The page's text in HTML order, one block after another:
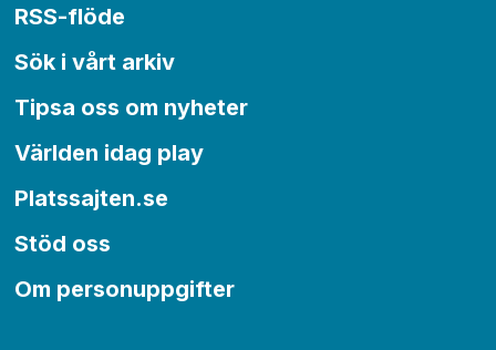
RSS-flöde
Sök i vårt arkiv
Tipsa oss om nyheter
Världen idag play
Platssajten.se
Stöd oss
Om personuppgifter